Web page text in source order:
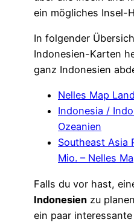
ein mögliches Insel-
In folgender
Indonesien-Karten
ganz Indonesien
Nelles Map
Indonesia /
Ozeanien
Southeast Asia
Mio. – Nelles
Falls du vor hast,
Indonesien zu
ein paar